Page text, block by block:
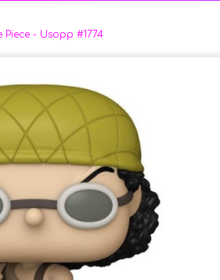
- Usopp #1774